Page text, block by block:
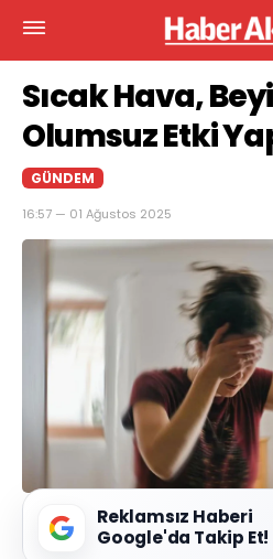
Sıcak Hava,
Olumsuz Etki
GÜNDEM
16:57 — 01 Ağustos 2025
Reklamsız Haberi
Google'da Takip Et!